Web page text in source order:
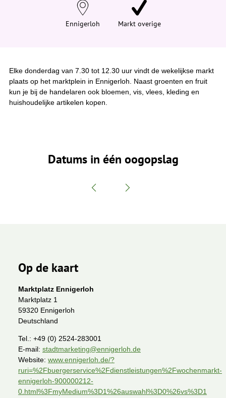
Ennigerloh Markt overige
Elke donderdag van 7.30 tot 12.30 uur vindt de wekelijkse markt
plaats op het marktplein in Ennigerloh. Naast groenten en fruit
kun je bij de handelaren ook bloemen, vis, vlees, kleding en
huishoudelijke artikelen kopen.
Datums in één oogopslag
Op de kaart
Marktplatz Ennigerloh
Marktplatz 1
59320 Ennigerloh
Deutschland
Tel.: +49 (0) 2524-283001
E-mail: stadtmarketing@ennigerloh.de
Website: www.ennigerloh.de/?
ruri=%2Fbuergerservice%2Fdienstleistungen%2Fwochenmarkt-
ennigerloh-900000212-
0.html%3FmyMedium%3D1%26auswahl%3D0%26vs%3D1